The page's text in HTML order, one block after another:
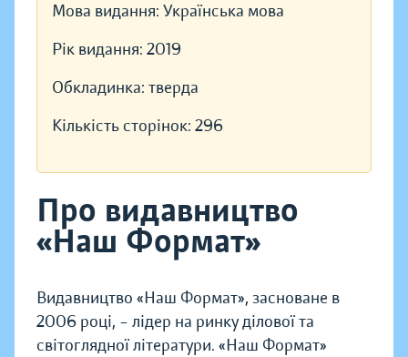
Мова видання: Українська мова
Рік видання: 2019
Обкладинка: тверда
Кількість сторінок: 296
Про видавництво
«Наш Формат»
Видавництво «Наш Формат», засноване в
2006 році, – лідер на ринку ділової та
світоглядної літератури. «Наш Формат»